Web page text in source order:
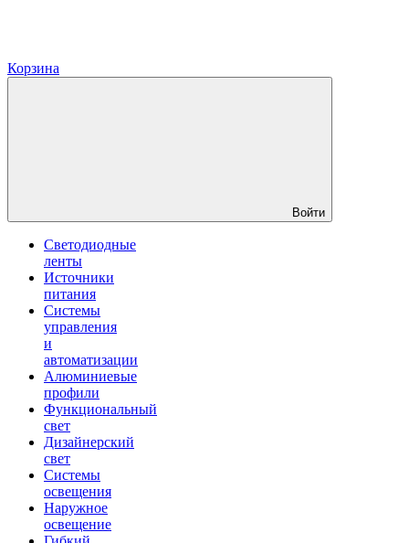
Корзина
Войти
Светодиодные
ленты
Источники
питания
Системы
управления
и
автоматизации
Алюминиевые
профили
Функциональный
свет
Дизайнерский
свет
Системы
освещения
Наружное
освещение